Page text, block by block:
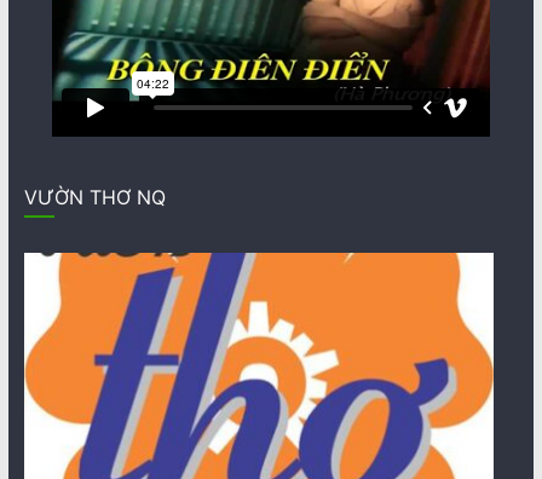
VƯỜN THƠ NQ